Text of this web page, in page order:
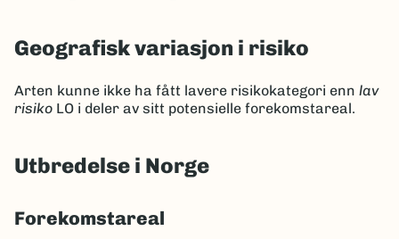
Geografisk variasjon i risiko
Arten kunne ikke ha fått lavere risikokategori enn lav
risiko LO i deler av sitt potensielle forekomstareal.
Utbredelse i Norge
Forekomstareal